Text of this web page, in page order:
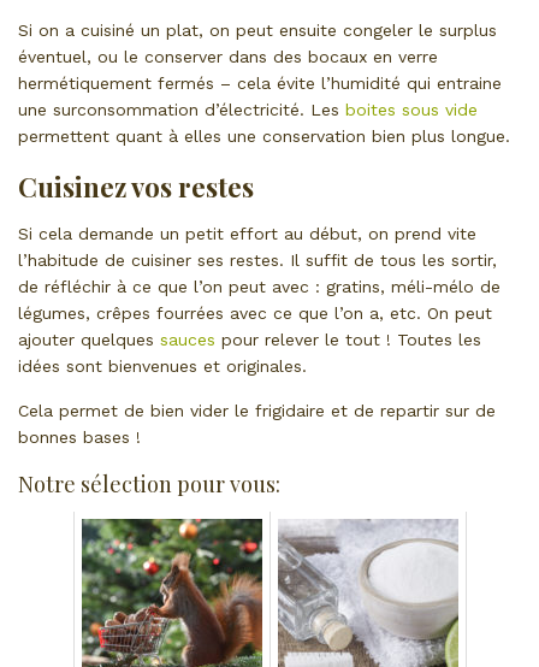
Si on a cuisiné un plat, on peut ensuite congeler le surplus
éventuel, ou le conserver dans des bocaux en verre
hermétiquement fermés – cela évite l’humidité qui entraine
une surconsommation d’électricité. Les boites sous vide
permettent quant à elles une conservation bien plus longue.
Cuisinez vos restes
Si cela demande un petit effort au début, on prend vite
l’habitude de cuisiner ses restes. Il suffit de tous les sortir,
de réfléchir à ce que l’on peut avec : gratins, méli-mélo de
légumes, crêpes fourrées avec ce que l’on a, etc. On peut
ajouter quelques sauces pour relever le tout ! Toutes les
idées sont bienvenues et originales.
Cela permet de bien vider le frigidaire et de repartir sur de
bonnes bases !
Notre sélection pour vous: